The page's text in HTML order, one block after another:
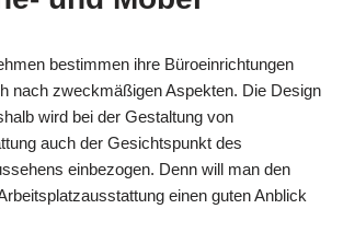
bestimmen ihre Büroeinrichtungen
nach zweckmäßigen Aspekten. Die Design
wird bei der Gestaltung von
auch der Gesichtspunkt des
einbezogen. Denn will man den
einen guten Anblick